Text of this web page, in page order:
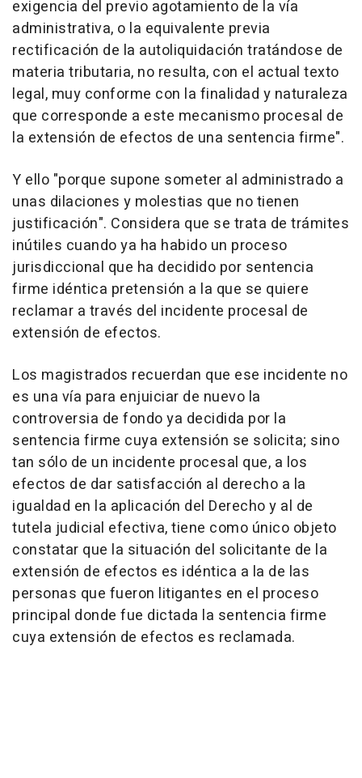
exigencia del previo agotamiento de la vía
administrativa, o la equivalente previa
rectificación de la autoliquidación tratándose de
materia tributaria, no resulta, con el actual texto
legal, muy conforme con la finalidad y naturaleza
que corresponde a este mecanismo procesal de
la extensión de efectos de una sentencia firme".
Y ello "porque supone someter al administrado a
unas dilaciones y molestias que no tienen
justificación". Considera que se trata de trámites
inútiles cuando ya ha habido un proceso
jurisdiccional que ha decidido por sentencia
firme idéntica pretensión a la que se quiere
reclamar a través del incidente procesal de
extensión de efectos.
Los magistrados recuerdan que ese incidente no
es una vía para enjuiciar de nuevo la
controversia de fondo ya decidida por la
sentencia firme cuya extensión se solicita; sino
tan sólo de un incidente procesal que, a los
efectos de dar satisfacción al derecho a la
igualdad en la aplicación del Derecho y al de
tutela judicial efectiva, tiene como único objeto
constatar que la situación del solicitante de la
extensión de efectos es idéntica a la de las
personas que fueron litigantes en el proceso
principal donde fue dictada la sentencia firme
cuya extensión de efectos es reclamada.